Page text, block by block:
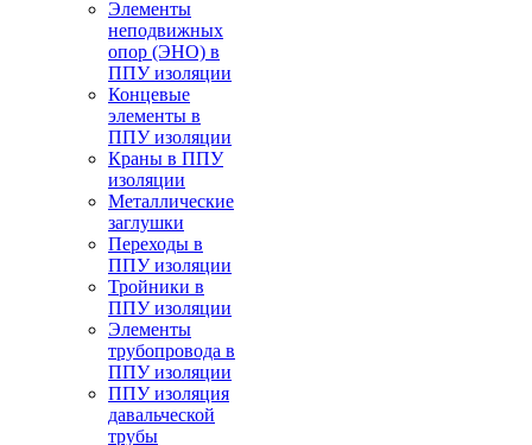
Элементы
неподвижных
опор (ЭНО) в
ППУ изоляции
Концевые
элементы в
ППУ изоляции
Краны в ППУ
изоляции
Металлические
заглушки
Переходы в
ППУ изоляции
Тройники в
ППУ изоляции
Элементы
трубопровода в
ППУ изоляции
ППУ изоляция
давальческой
трубы